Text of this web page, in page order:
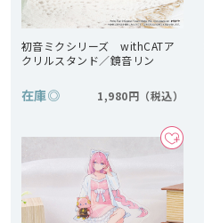
初音ミクシリーズ withCATア
クリルスタンド／鏡音リン
在庫◎ 1,980円